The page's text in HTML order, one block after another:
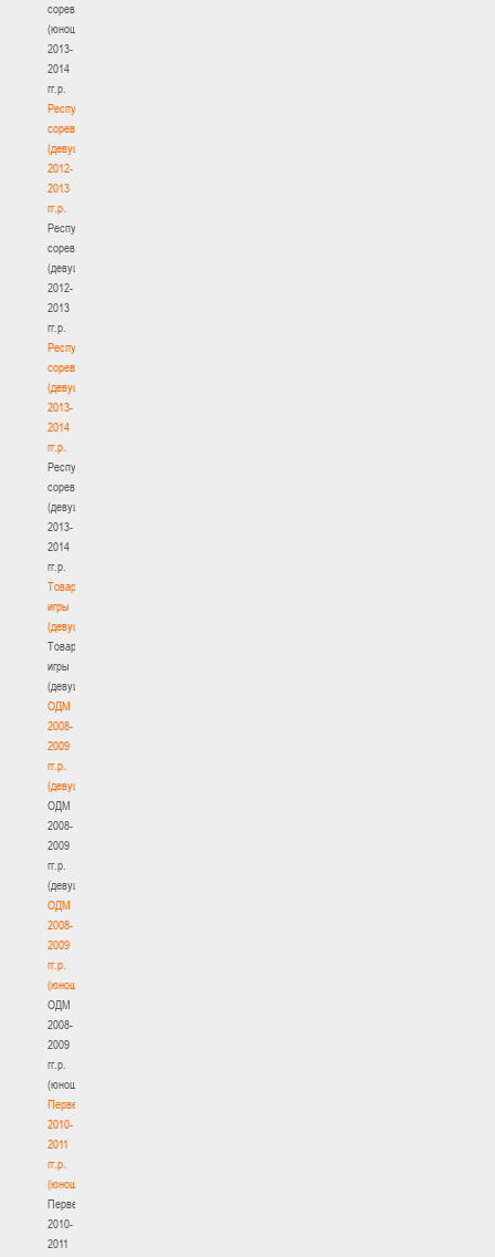
соревнования
(юноши)
2013-
2014
гг.р.
Республиканские
соревнования
(девушки)
2012-
2013
гг.р.
Республиканские
соревнования
(девушки)
2012-
2013
гг.р.
Республиканские
соревнования
(девушки)
2013-
2014
гг.р.
Республиканские
соревнования
(девушки)
2013-
2014
гг.р.
Товарищеские
игры
(девушки)
Товарищеские
игры
(девушки)
ОДМ
2008-
2009
гг.р.
(девушки)
ОДМ
2008-
2009
гг.р.
(девушки)
ОДМ
2008-
2009
гг.р.
(юноши)
ОДМ
2008-
2009
гг.р.
(юноши)
Первенство
2010-
2011
гг.р.
(юноши)
Первенство
2010-
2011